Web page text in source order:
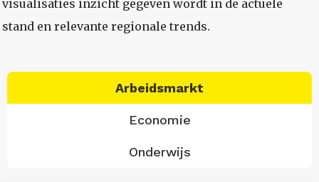
visualisaties inzicht gegeven wordt in de actuele
stand en relevante regionale trends.
Arbeidsmarkt
Economie
Onderwijs